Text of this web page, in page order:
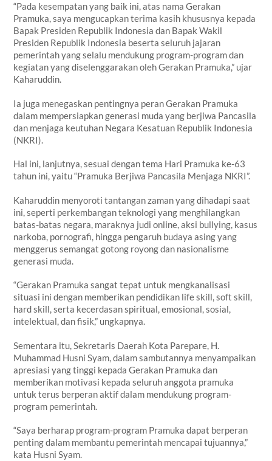
“Pada kesempatan yang baik ini, atas nama Gerakan
Pramuka, saya mengucapkan terima kasih khususnya kepada
Bapak Presiden Republik Indonesia dan Bapak Wakil
Presiden Republik Indonesia beserta seluruh jajaran
pemerintah yang selalu mendukung program-program dan
kegiatan yang diselenggarakan oleh Gerakan Pramuka,” ujar
Kaharuddin.
Ia juga menegaskan pentingnya peran Gerakan Pramuka
dalam mempersiapkan generasi muda yang berjiwa Pancasila
dan menjaga keutuhan Negara Kesatuan Republik Indonesia
(NKRI).
Hal ini, lanjutnya, sesuai dengan tema Hari Pramuka ke-63
tahun ini, yaitu “Pramuka Berjiwa Pancasila Menjaga NKRI”.
Kaharuddin menyoroti tantangan zaman yang dihadapi saat
ini, seperti perkembangan teknologi yang menghilangkan
batas-batas negara, maraknya judi online, aksi bullying, kasus
narkoba, pornografi, hingga pengaruh budaya asing yang
menggerus semangat gotong royong dan nasionalisme
generasi muda.
“Gerakan Pramuka sangat tepat untuk mengkanalisasi
situasi ini dengan memberikan pendidikan life skill, soft skill,
hard skill, serta kecerdasan spiritual, emosional, sosial,
intelektual, dan fisik,” ungkapnya.
Sementara itu, Sekretaris Daerah Kota Parepare, H.
Muhammad Husni Syam, dalam sambutannya menyampaikan
apresiasi yang tinggi kepada Gerakan Pramuka dan
memberikan motivasi kepada seluruh anggota pramuka
untuk terus berperan aktif dalam mendukung program-
program pemerintah.
“Saya berharap program-program Pramuka dapat berperan
penting dalam membantu pemerintah mencapai tujuannya,”
kata Husni Syam.